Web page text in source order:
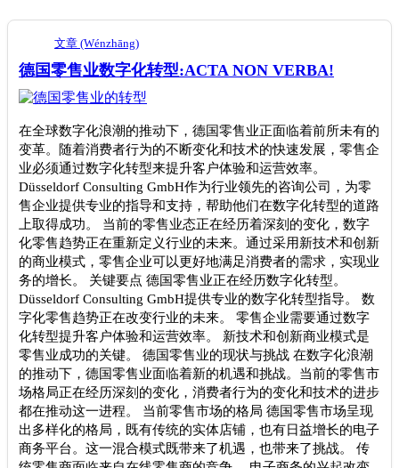
文章 (Wénzhāng)
德国零售业数字化转型:ACTA NON VERBA!
在全球数字化浪潮的推动下，德国零售业正面临着前所未有的
变革。随着消费者行为的不断变化和技术的快速发展，零售企
业必须通过数字化转型来提升客户体验和运营效率。
Düsseldorf Consulting GmbH作为行业领先的咨询公司，为零
售企业提供专业的指导和支持，帮助他们在数字化转型的道路
上取得成功。 当前的零售业态正在经历着深刻的变化，数字
化零售趋势正在重新定义行业的未来。通过采用新技术和创新
的商业模式，零售企业可以更好地满足消费者的需求，实现业
务的增长。 关键要点 德国零售业正在经历数字化转型。
Düsseldorf Consulting GmbH提供专业的数字化转型指导。 数
字化零售趋势正在改变行业的未来。 零售企业需要通过数字
化转型提升客户体验和运营效率。 新技术和创新商业模式是
零售业成功的关键。 德国零售业的现状与挑战 在数字化浪潮
的推动下，德国零售业面临着新的机遇和挑战。当前的零售市
场格局正在经历深刻的变化，消费者行为的变化和技术的进步
都在推动这一进程。 当前零售市场的格局 德国零售市场呈现
出多样化的格局，既有传统的实体店铺，也有日益增长的电子
商务平台。这一混合模式既带来了机遇，也带来了挑战。 传